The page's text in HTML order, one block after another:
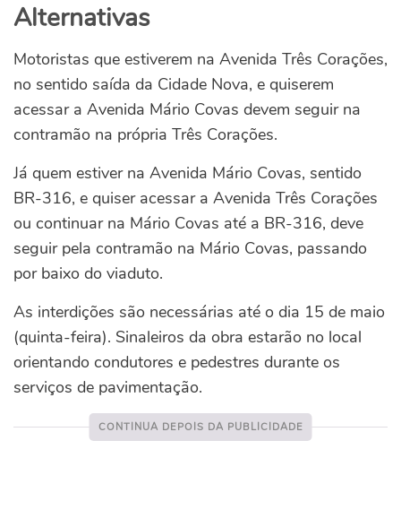
Alternativas
Motoristas que estiverem na Avenida Três Corações,
no sentido saída da Cidade Nova, e quiserem
acessar a Avenida Mário Covas devem seguir na
contramão na própria Três Corações.
Já quem estiver na Avenida Mário Covas, sentido
BR-316, e quiser acessar a Avenida Três Corações
ou continuar na Mário Covas até a BR-316, deve
seguir pela contramão na Mário Covas, passando
por baixo do viaduto.
As interdições são necessárias até o dia 15 de maio
(quinta-feira). Sinaleiros da obra estarão no local
orientando condutores e pedestres durante os
serviços de pavimentação.